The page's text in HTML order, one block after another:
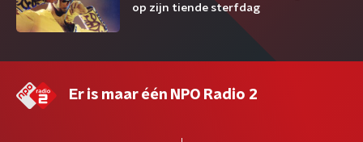
op zijn tiende sterfdag
Er is maar één NPO Radio 2